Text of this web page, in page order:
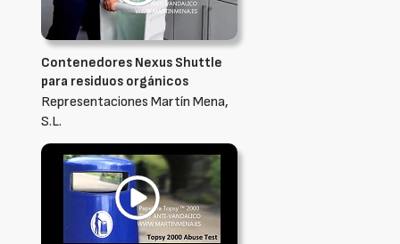
Contenedores Nexus Shuttle
para residuos orgánicos
Representaciones Martín Mena,
S.L.